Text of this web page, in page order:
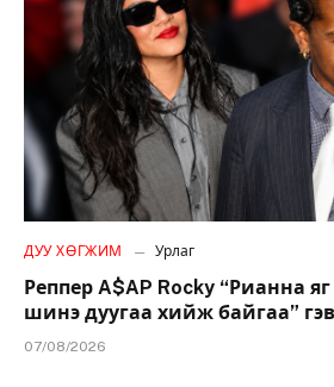
ДУУ ХӨГЖИМ Урлаг
Реппер A$AP Rocky “Рианна
шинэ дуугаа хийж байгаа” гэв
07/08/2026